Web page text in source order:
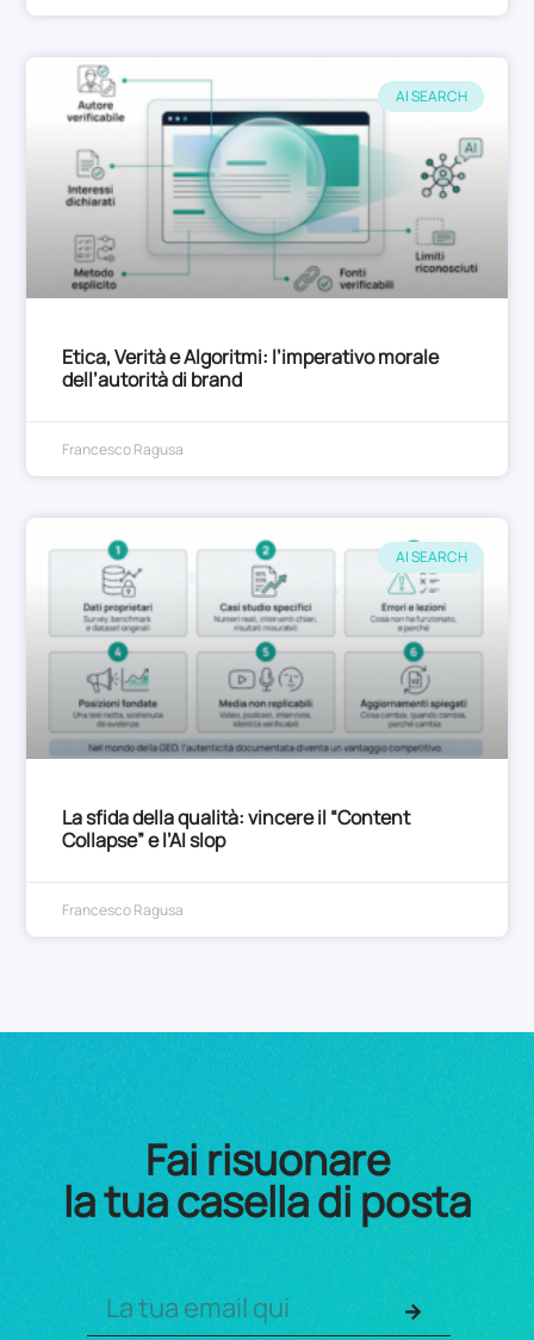
AI SEARCH
Etica, Verità e Algoritmi: l’imperativo morale
dell’autorità di brand
Francesco Ragusa
AI SEARCH
La sfida della qualità: vincere il “Content
Collapse” e l’AI slop
Francesco Ragusa
Fai risuonare
la tua casella di posta